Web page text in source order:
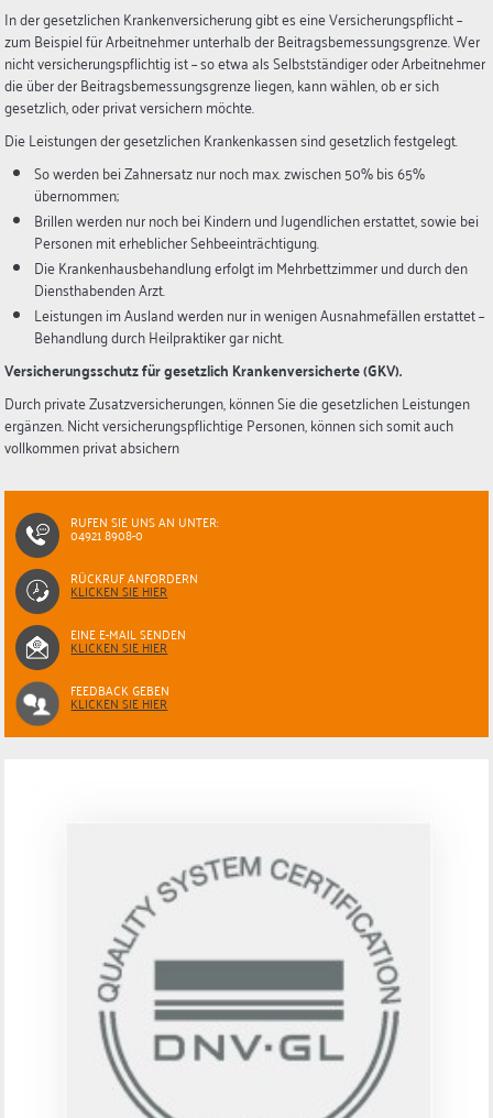
In der gesetzlichen Krankenversicherung gibt es eine Versicherungspflicht –
zum Beispiel für Arbeitnehmer unterhalb der Beitragsbemessungsgrenze. Wer
nicht versicherungspflichtig ist – so etwa als Selbstständiger oder Arbeitnehmer
die über der Beitragsbemessungsgrenze liegen, kann wählen, ob er sich
gesetzlich, oder privat versichern möchte.
Die Leistungen der gesetzlichen Krankenkassen sind gesetzlich festgelegt.
So werden bei Zahnersatz nur noch max. zwischen 50% bis 65%
übernommen;
Brillen werden nur noch bei Kindern und Jugendlichen erstattet, sowie bei
Personen mit erheblicher Sehbeeinträchtigung.
Die Krankenhausbehandlung erfolgt im Mehrbettzimmer und durch den
Diensthabenden Arzt.
Leistungen im Ausland werden nur in wenigen Ausnahmefällen erstattet –
Behandlung durch Heilpraktiker gar nicht.
Versicherungsschutz für gesetzlich Krankenversicherte (GKV).
Durch private Zusatzversicherungen, können Sie die gesetzlichen Leistungen
ergänzen. Nicht versicherungspflichtige Personen, können sich somit auch
vollkommen privat absichern
RUFEN SIE UNS AN UNTER:
04921 8908-0
RÜCKRUF ANFORDERN
KLICKEN SIE HIER
EINE E-MAIL SENDEN
KLICKEN SIE HIER
FEEDBACK GEBEN
KLICKEN SIE HIER